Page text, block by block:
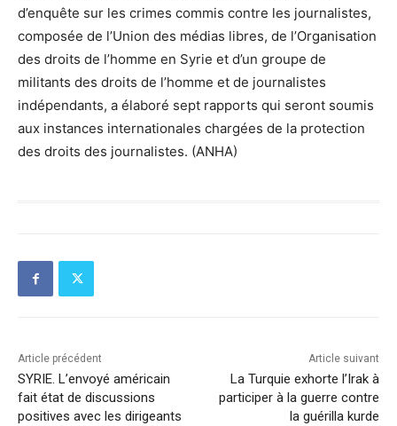
d’enquête sur les crimes commis contre les journalistes,
composée de l’Union des médias libres, de l’Organisation
des droits de l’homme en Syrie et d’un groupe de
militants des droits de l’homme et de journalistes
indépendants, a élaboré sept rapports qui seront soumis
aux instances internationales chargées de la protection
des droits des journalistes. (ANHA)
Article précédent
SYRIE. L’envoyé américain
fait état de discussions
positives avec les dirigeants
Article suivant
La Turquie exhorte l’Irak à
participer à la guerre contre
la guérilla kurde